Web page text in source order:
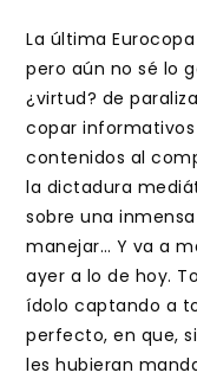
La última
pero aún no sé lo
¿virtud? de
copar
contenidos al
la dictadura
sobre una
manejar… Y va a
ayer a lo de hoy.
ídolo captando a
perfecto, en que,
les hubieran